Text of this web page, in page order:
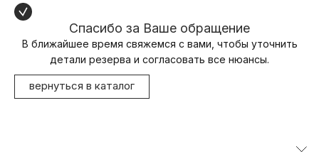
Спасибо за Ваше обращение
В ближайшее время свяжемся с вами, чтобы уточнить
детали резерва и согласовать все нюансы.
вернуться в каталог